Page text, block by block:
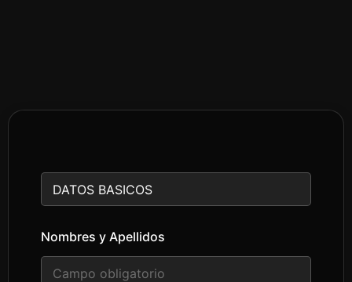
Nombres y Apellidos